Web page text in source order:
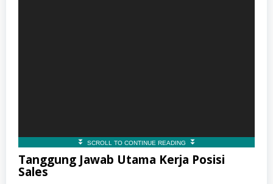
Tanggung Jawab Utama Kerja Posisi
Sales